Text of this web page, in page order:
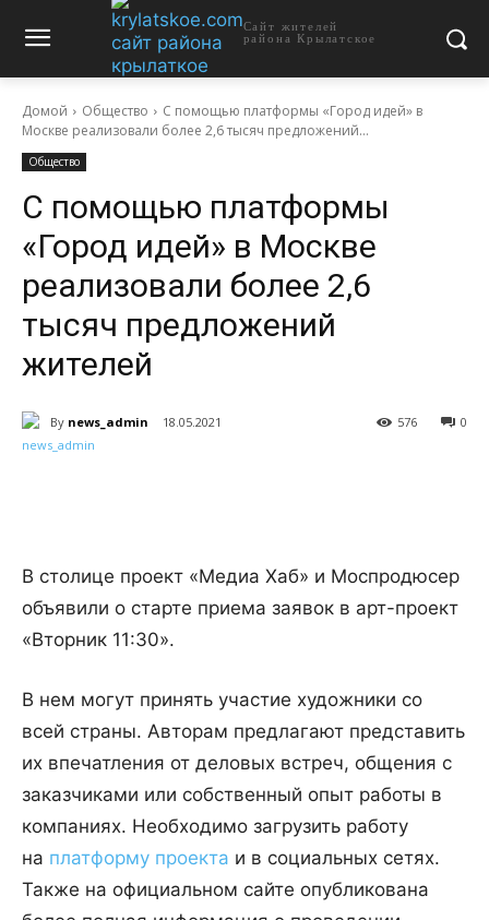
Сайт жителей
района Крылатское
Домой Общество
С помощью платформы «Город идей» в
Москве реализовали более 2,6 тысяч предложений...
Общество
С помощью платформы
«Город идей» в Москве
реализовали более 2,6
тысяч предложений
жителей
By news_admin 18.05.2021 0
576
В столице проект «Медиа Хаб» и Моспродюсер
объявили о старте приема заявок в арт-проект
«Вторник 11:30».
В нем могут принять участие художники со
всей страны. Авторам предлагают представить
их впечатления от деловых встреч, общения с
заказчиками или собственный опыт работы в
компаниях. Необходимо загрузить работу
на платформу проекта и в социальных сетях.
Также на официальном сайте опубликована